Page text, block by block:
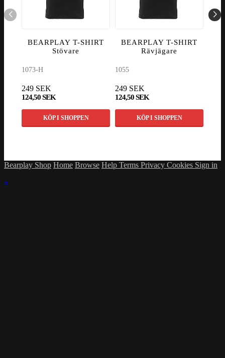
BEARPLAY T-SHIRT
Stövare
1073-H
249 SEK
124,50 SEK
KÖP I SHOPPEN
BEARPLAY T-SHIRT
Rävjägare
1055
249 SEK
124,50 SEK
KÖP I SHOPPEN
Bearplay Shop Home Browse Help Terms Privacy Cookies Sign in
×